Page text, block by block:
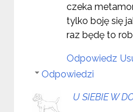
czeka
tylko boję się
raz będę to
Odpowiedz
Odpowiedzi
U SIEBIE W